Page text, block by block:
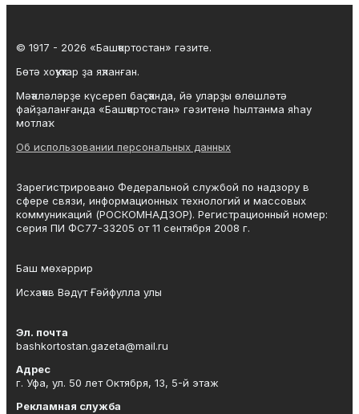
© 1917 - 2026 «Башҡортостан» гәзите.
Бөтә хоҡуҡтар ҙа яҡланған.
Мәҡәләләрҙе күсереп баҫҡанда, йә уларҙы өлөшләтә
файҙаланғанда «Башҡортостан» гәзитенә һылтанма яһау
мотлаҡ.
Об использовании персональных данных
Зарегистрировано Федеральной службой по надзору в
сфере связи, информационных технологий и массовых
коммуникаций (РОСКОМНАДЗОР). Регистрационный номер:
серия ПИ ФС77-33205 от 11 сентября 2008 г.
Баш мөхәррир
Исхаҡов Вәдүт Ғәйфулла улы
Эл. почта
bashkortostan.gazeta@mail.ru
Адрес
г. Уфа, ул. 50 лет Октября, 13, 5-й этаж
Рекламная служба